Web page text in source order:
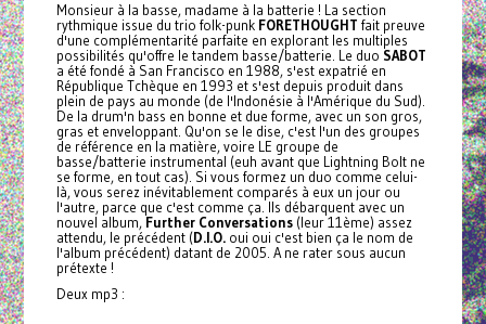
Monsieur à la basse, madame à la batterie ! La section
rythmique issue du trio folk-punk FORETHOUGHT fait preuve
d'une complémentarité parfaite en explorant les multiples
possibilités qu'offre le tandem basse/batterie. Le duo SABOT
a été fondé à San Francisco en 1988, s'est expatrié en
République Tchèque en 1993 et s'est depuis produit dans
plein de pays au monde (de l'Indonésie à l'Amérique du Sud).
De la drum'n bass en bonne et due forme, avec un son gros,
gras et enveloppant. Qu'on se le dise, c'est l'un des groupes
de référence en la matière, voire LE groupe de
basse/batterie instrumental (euh avant que Lightning Bolt ne
se forme, en tout cas). Si vous formez un duo comme celui-
là, vous serez inévitablement comparés à eux un jour ou
l'autre, parce que c'est comme ça. Ils débarquent avec un
nouvel album, Further Conversations (leur 11ème) assez
attendu, le précédent (D.I.O.oui oui c'est bien ça le nom de
l'album précédent) datant de 2005. A ne rater sous aucun
prétexte !
Deux mp3 :